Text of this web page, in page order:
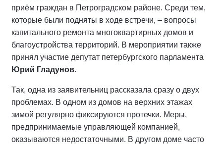
приём граждан в Петроградском районе. Среди тем,
которые были подняты в ходе встречи, – вопросы
капитального ремонта многоквартирных домов и
благоустройства территорий. В мероприятии также
принял участие депутат петербургского парламента
Юрий Гладунов.
Так, одна из заявительниц рассказала сразу о двух
проблемах. В одном из домов на верхних этажах
зимой регулярно фиксируются протечки. Меры,
предпринимаемые управляющей компанией,
оказываются недостаточными. В другом доме часто